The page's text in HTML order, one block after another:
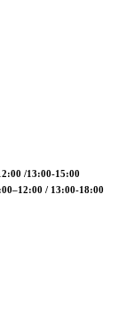
/13:00-15:00
/ 13:00-18:00